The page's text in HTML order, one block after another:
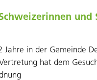
und
in der Gemeinde
hat dem